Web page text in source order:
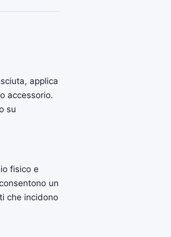
applica
accessorio.
su
fisico e
un
che incidono